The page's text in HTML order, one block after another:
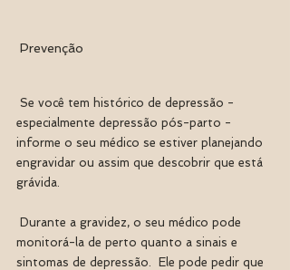
Prevenção
especialmente depressão pós-parto -
informe o seu médico se estiver planejando
engravidar ou assim que descobrir que está
grávida.
monitorá-la de perto quanto a sinais e
sintomas de depressão.  Ele pode pedir que